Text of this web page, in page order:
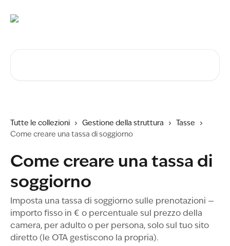
Tutte le collezioni Gestione della struttura
Tasse
Come creare una tassa di soggiorno
Come creare una tassa di
soggiorno
Imposta una tassa di soggiorno sulle prenotazioni —
importo fisso in € o percentuale sul prezzo della
camera, per adulto o per persona, solo sul tuo sito
diretto (le OTA gestiscono la propria).